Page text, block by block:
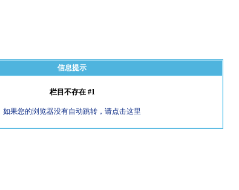
信息提示
栏目不存在 #1
如果您的浏览器没有自动跳转，请点击这里